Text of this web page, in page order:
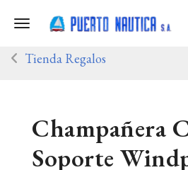
Toggle navigation
Tienda Regalos
Champañera
Soporte